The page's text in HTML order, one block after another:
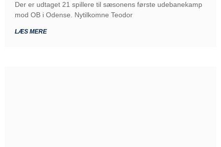
Der er udtaget 21 spillere til sæsonens første udebanekamp
mod OB i Odense. Nytilkomne Teodor
LÆS MERE